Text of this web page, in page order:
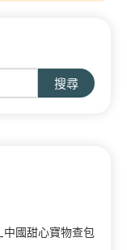
搜尋
國甜心寶物查包